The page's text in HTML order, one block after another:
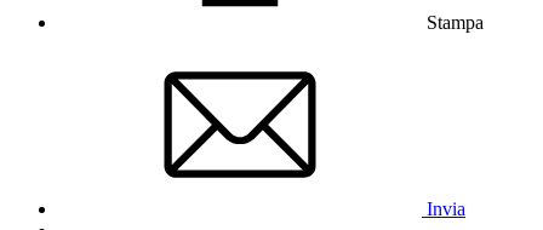
Stampa
Invia